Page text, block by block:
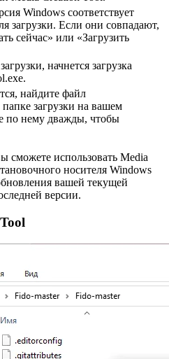
Windows соответствует
загрузки. Если они совпадают,
сейчас» или «Загрузить
начнется загрузка
найдите файл
загрузки на вашем
по нему дважды, чтобы
сможете использовать Media
носителя Windows
вашей текущей
версии.